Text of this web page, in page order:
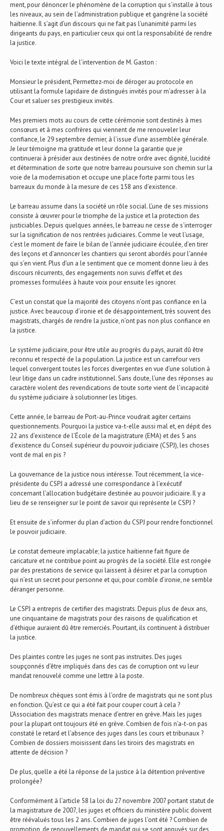
ment, pour dénoncer le phénomène de la corruption qui s’installe à tous
les niveaux, au sein de l’administration publique et gangrène la société
haïtienne. Il s’agit d’un discours qui ne fait pas l’unanimité parmi les
dirigeants du pays, en particulier ceux qui ont la responsabilité de rendre
la justice.
Voici le texte intégral de l’intervention de M. Gaston :
Monsieur le président, Permettez-moi de déroger au protocole en
utilisant la formule lapidaire de distingués invités pour m’adresser à la
Cour et saluer ses prestigieux invités.
Mes premiers mots au cours de cette cérémonie sont destinés à mes
consœurs et à mes confrères qui viennent de me renouveler leur
confiance, le 29 septembre dernier, à l’issue d’une assemblée générale.
Je leur témoigne ma gratitude et leur donne la garantie que je
continuerai à présider aux destinées de notre ordre avec dignité, lucidité
et détermination de sorte que notre barreau poursuive son chemin sur la
voie de la modernisation et occupe une place forte parmi tous les
barreaux du monde à la mesure de ces 158 ans d’existence.
Le barreau assume dans la société un rôle social. L’une de ses missions
consiste à œuvrer pour le triomphe de la justice et la protection des
justiciables. Depuis quelques années, le barreau ne cesse de s‘interroger
sur la signification de nos rentrées judiciaires. Comme le veut l’usage,
c’est le moment de faire le bilan de l’année judiciaire écoulée, d’en tirer
des leçons et d’annoncer les chantiers qui seront abordés pour l’année
qui s’en vient. Plus d’un a le sentiment que ce moment donne lieu à des
discours récurrents, des engagements non suivis d’effet et des
promesses formulées à haute voix pour ensuite les ignorer.
C’est un constat que la majorité des citoyens n’ont pas confiance en la
justice. Avec beaucoup d’ironie et de désappointement, très souvent des
magistrats, chargés de rendre la justice, n’ont pas non plus confiance en
la justice.
Le système judiciaire, pour être utile au progrès du pays, aurait dû être
reconnu et respecté de la population. La justice est un carrefour vers
lequel convergent toutes les forces divergentes en vue d’une solution à
leur litige dans un cadre institutionnel. Sans doute, l’une des réponses au
caractère violent des revendications de toute sorte vient de l’incapacité
du système judiciaire à solutionner les litiges.
Cette année, le barreau de Port-au-Prince voudrait agiter certains
questionnements. Pourquoi la justice va-t-elle aussi mal et, en dépit des
22 ans d’existence de l’École de la magistrature (EMA) et des 5 ans
d’existence du Conseil supérieur du pouvoir judiciaire (CSPJ), les choses
vont de mal en pis ?
La gouvernance de la justice nous intéresse. Tout récemment, la vice-
présidente du CSPJ a adressé une correspondance à l’exécutif
concernant l’allocation budgétaire destinée au pouvoir judiciaire. Il y a
lieu de se renseigner sur le point de savoir qui représente le CSPJ ?
Et ensuite de s’informer du plan d’action du CSPJ pour rendre fonctionnel
le pouvoir judiciaire.
Le constat demeure implacable; la justice haïtienne fait figure de
caricature et ne contribue point au progrès de la société. Elle est rongée
par des prestations de service qui laissent à désirer et par la corruption
qui n’est un secret pour personne et qui, pour comble d’ironie, ne semble
déranger personne.
Le CSPJ a entrepris de certifier des magistrats. Depuis plus de deux ans,
une cinquantaine de magistrats pour des raisons de qualification et
d’éthique auraient dû être remerciés. Pourtant, ils continuent à distribuer
la justice.
Des plaintes contre les juges ne sont pas instruites. Des juges
soupçonnés d’être impliqués dans des cas de corruption ont vu leur
mandat renouvelé comme une lettre à la poste.
De nombreux chèques sont émis à l’ordre de magistrats qui ne sont plus
en fonction. Qu’est ce qui a été fait pour couper court à cela ?
L’Association des magistrats menace d’entrer en grève. Mais les juges
pour la plupart ont toujours été en grève. Combien de fois n’a-t-on pas
constaté le retard et l’absence des juges dans les cours et tribunaux ?
Combien de dossiers moisissent dans les tiroirs des magistrats en
attente de décision ?
De plus, quelle a été la réponse de la justice à la détention préventive
prolongée?
Conformément à l’article 58 la loi du 27 novembre 2007 portant statut de
la magistrature de 2007, les juges et officiers du ministère public doivent
être réévalués tous les 2 ans. Combien de juges l’ont été ? Combien de
promotion, de renouvellements de mandat qui se sont appuyés sur des